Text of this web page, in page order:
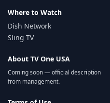
Where to Watch
Dish Network
Sling TV
About TV One USA
Coming soon — official description
from management.